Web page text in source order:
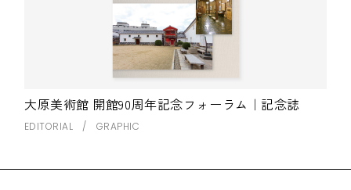
大原美術館 開館90周年記念フォーラム｜記念誌
EDITORIAL GRAPHIC